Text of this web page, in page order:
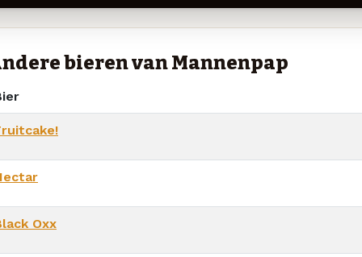
bieren van Mannenpap
Oxx